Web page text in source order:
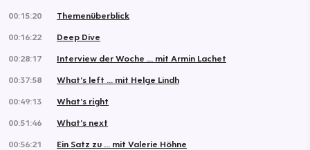
00:15:20
Themenüberblick
00:16:22
Deep Dive
00:28:17
Interview der Woche ... mit Armin Lachet
00:37:58
What's left ... mit Helge Lindh
00:49:13
What's right
00:51:46
What's next
00:56:21
Ein Satz zu ... mit Valerie Höhne